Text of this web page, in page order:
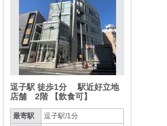
逗子駅 徒歩1分 駅近好立地
店舗 2階 【飲食可】
最寄駅 逗子駅/1分